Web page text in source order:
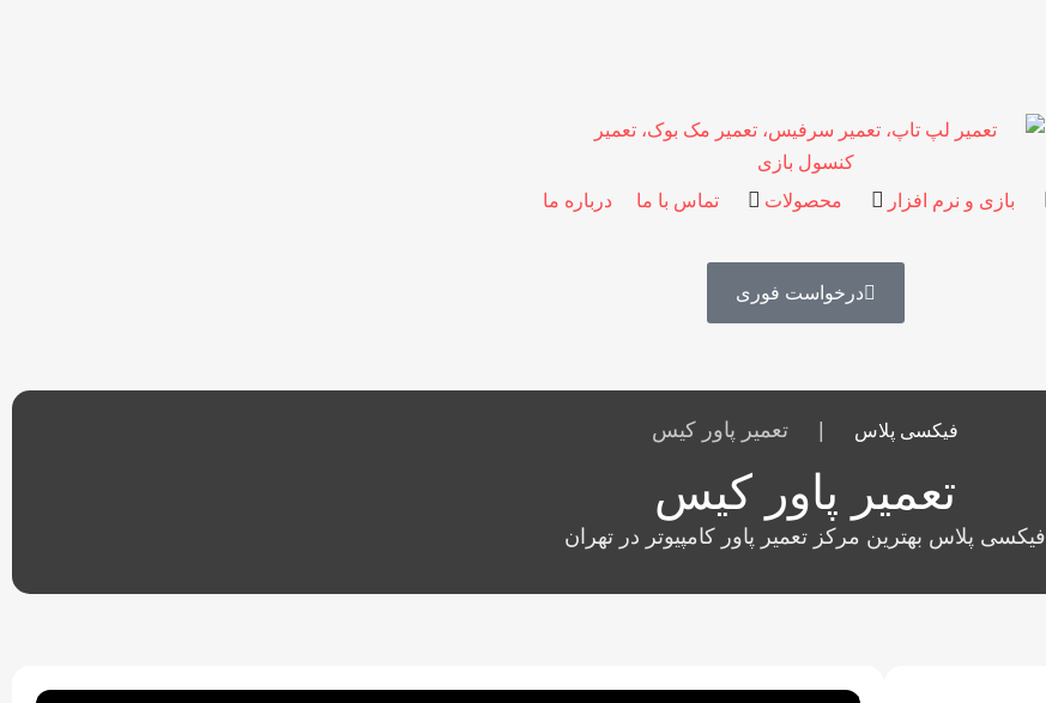
بازی و نرم افزار محصولات تماس با ما درباره ما
درخواست فوری
فیکسی پلاس تعمیر پاور کیس
تعمیر پاور کیس
فیکسی پلاس بهترین مرکز تعمیر پاور کامپیوتر در تهران